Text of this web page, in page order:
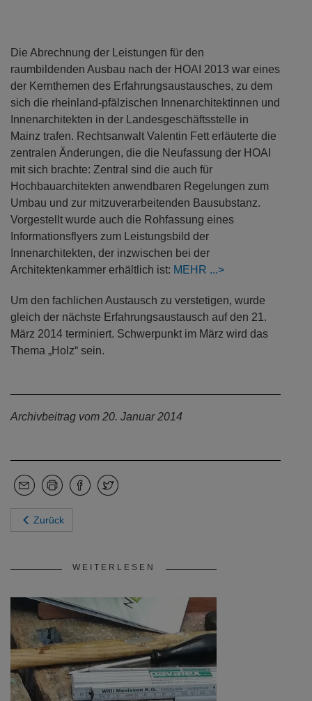
Die Abrechnung der Leistungen für den
raumbildenden Ausbau nach der HOAI 2013 war eines
der Kernthemen des Erfahrungsaustausches, zu dem
sich die rheinland-pfälzischen Innenarchitektinnen und
Innenarchitekten in der Landesgeschäftsstelle in
Mainz trafen. Rechtsanwalt Valentin Fett erläuterte die
zentralen Änderungen, die die Neufassung der HOAI
mit sich brachte: Zentral sind die auch für
Hochbauarchitekten anwendbaren Regelungen zum
Umbau und zur mitzuverarbeitenden Bausubstanz.
Vorgestellt wurde auch die Rohfassung eines
Informationsflyers zum Leistungsbild der
Innenarchitekten, der inzwischen bei der
Architektenkammer erhältlich ist: MEHR
Um den fachlichen Austausch zu verstetigen, wurde
gleich der nächste Erfahrungsaustausch auf den 21.
März 2014 terminiert. Schwerpunkt im März wird das
Thema „Holz“ sein.
Archivbeitrag vom 20. Januar 2014
Zurück
WEITERLESEN